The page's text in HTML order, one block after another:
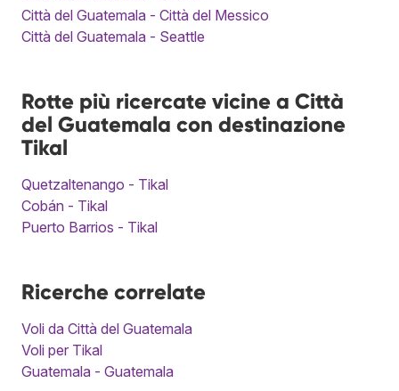
Città del Guatemala - Città del Messico
Città del Guatemala - Seattle
Rotte più ricercate vicine a Città
del Guatemala con destinazione
Tikal
Quetzaltenango - Tikal
Cobán - Tikal
Puerto Barrios - Tikal
Ricerche correlate
Voli da Città del Guatemala
Voli per Tikal
Guatemala - Guatemala